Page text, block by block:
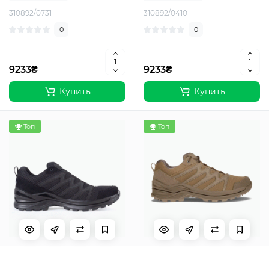
310892/0731
0
9233₴
Купить
310892/0410
0
9233₴
Купить
Топ Топ